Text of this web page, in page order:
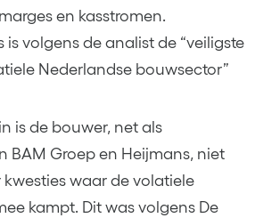
en kasstromen.
is volgens de analist de “veiligste
Nederlandse bouwsector”
is de bouwer, net als
BAM Groep en Heijmans, niet
waar de volatiele
kampt. Dit was volgens De